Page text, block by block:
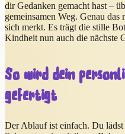
dir Gedanken gemacht hast –
gemeinsamen Weg. Genau das
sich merkt. Es trägt die stille
Kindheit nun auch die nächste
So wird dein
gefertigt
Der Ablauf ist einfach. Du